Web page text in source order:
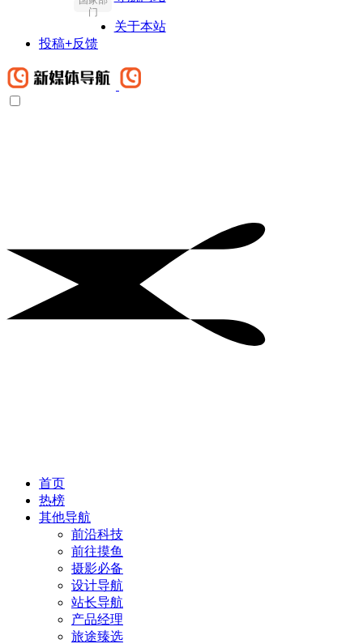
门
关于本站
投稿+反馈
首页
热榜
其他导航
前沿科技
前往摸鱼
摄影必备
设计导航
站长导航
产品经理
旅途臻选